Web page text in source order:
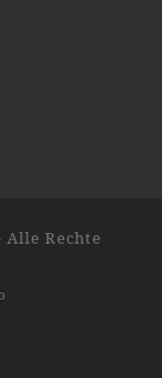
Alle Rechte